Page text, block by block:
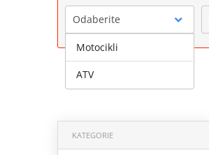
Odaberite
KATEGORIE
Motocikli
ATV